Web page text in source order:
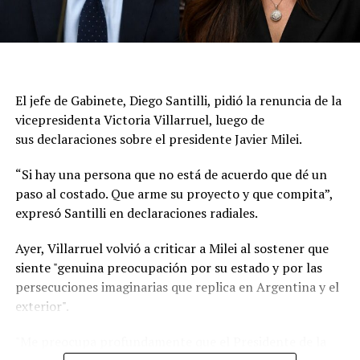
representación, y que puede volver a la Argentina. La
medida no implica una expulsión ni una declaración de
A partir de ahora, las relaciones diplomáticas quedarán
al frente de los encargados de negocios en las
respectivas embajadas mientras persista la escalada de
tensión entre Milei y Lula. La decisión de Brasil abre un
escenario de incertidumbre sobre el futuro de los
vínculos entre las dos principales economías del
En Brasilia señalaron que las expresiones de Milei
durante recientes entrevistas fueron determinantes
para la medida. En particular remarcaron que el
El jefe de Gabinete, Diego Santilli, pidió la renuncia de la
vicepresidenta Victoria Villarruel, luego de
sus declaraciones sobre el presidente Javier Milei.
“Si hay una persona que no está de acuerdo que dé un
paso al costado. Que arme su proyecto y que compita”,
expresó Santilli en declaraciones radiales.
Ayer, Villarruel volvió a criticar a Milei al sostener que
siente "genuina preocupación por su estado y por las
persecuciones imaginarias que replica en Argentina y el
exterior".